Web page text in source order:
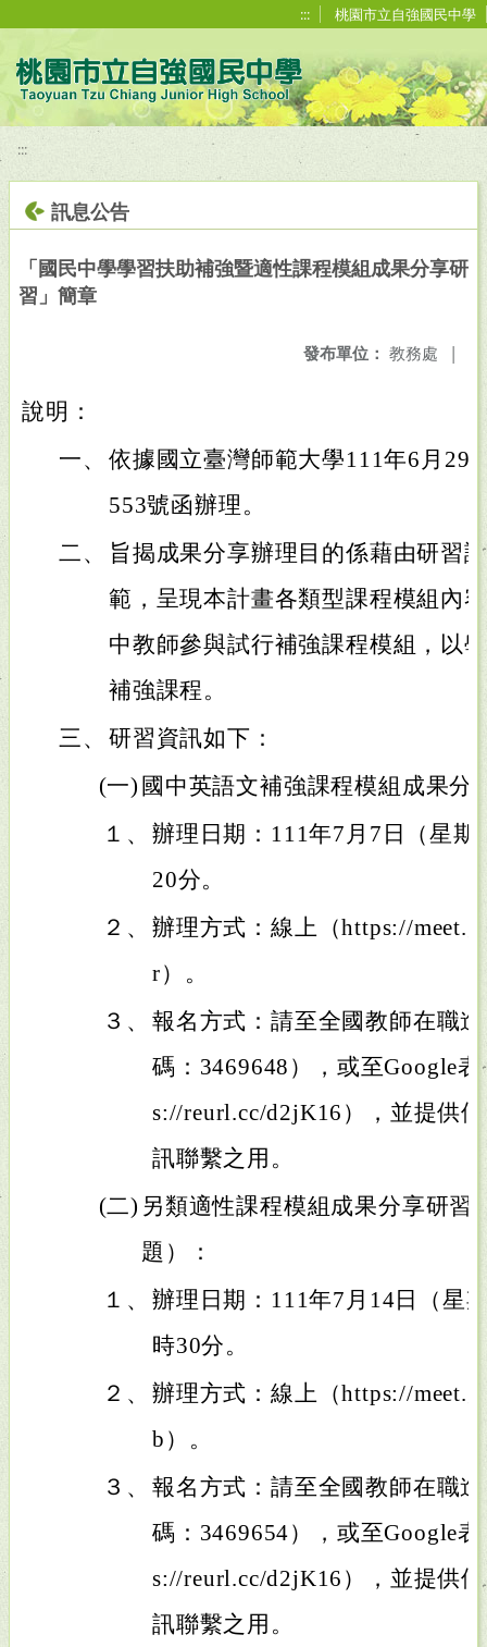
::: 桃園市立自強國民中學
:::
訊息公告
「國民中學學習扶助補強暨適性課程模組成果分享研
習」簡章
發布單位： 教務處 |
說明：
一、 依據國立臺灣師範大學111年6月29
553號函辦理。
二、
旨揭成果分享辦理目的係藉由研習
範，呈現本計畫各類型課程模組內
中教師參與試行補強課程模組，以
補強課程。
三、 研習資訊如下：
(一) 國中英語文補強課程模組成果分
１、 辦理日期：111年7月7日（星期
20分。
２、 辦理方式：線上（https://
r）。
３、 報名方式：請至全國教師在職
碼：3469648），或至Google
s://reurl.cc/d2jK16），並提供
訊聯繫之用。
(二) 另類適性課程模組成果分享研習
題）：
１、 辦理日期：111年7月14日（星
時30分。
２、 辦理方式：線上（https://
b）。
３、 報名方式：請至全國教師在職
碼：3469654），或至Google
s://reurl.cc/d2jK16），並提供
訊聯繫之用。